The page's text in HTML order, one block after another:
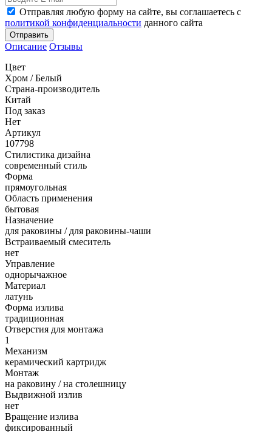
Отправляя любую форму на сайте, вы соглашаетесь с
политикой конфиденциальности данного сайта
Отправить
Описание Отзывы
Цвет
Хром / Белый
Страна-производитель
Китай
Под заказ
Нет
Артикул
107798
Стилистика дизайна
современный стиль
Форма
прямоугольная
Область применения
бытовая
Назначение
для раковины / для раковины-чаши
Встраиваемый смеситель
нет
Управление
однорычажное
Материал
латунь
Форма излива
традиционная
Отверстия для монтажа
1
Механизм
керамический картридж
Монтаж
на раковину / на столешницу
Выдвижной излив
нет
Вращение излива
фиксированный